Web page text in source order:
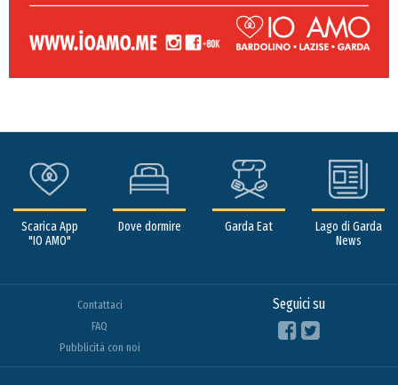
Scarica App
"IO AMO"
Dove dormire Garda Eat
Lago di Garda
News
Contattaci
FAQ
Pubblicità con noi
Seguici su